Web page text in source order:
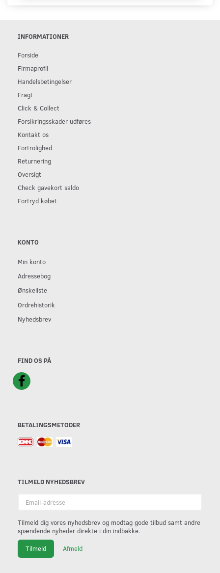
INFORMATIONER
Forside
Firmaprofil
Handelsbetingelser
Fragt
Click & Collect
Forsikringsskader udføres
Kontakt os
Fortrolighed
Returnering
Oversigt
Check gavekort saldo
Fortryd købet
KONTO
Min konto
Adressebog
Ønskeliste
Ordrehistorik
Nyhedsbrev
FIND OS PÅ
BETALINGSMETODER
TILMELD NYHEDSBREV
adresse
Tilmeld dig vores nyhedsbrev og modtag gode tilbud samt andre
spændende nyheder direkte i din indbakke.
Tilmeld Afmeld